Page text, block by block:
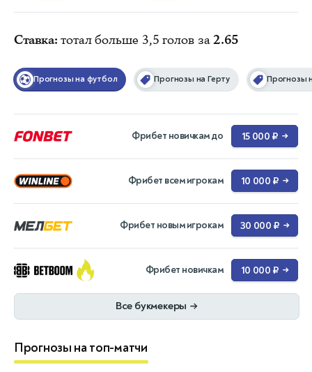
Ставка: тотал больше 3,5 голов за2.65
Прогнозы на футбол Прогнозы на Герту Прогнозы
Фрибет новичкам до 15 000 ₽ →
Фрибет всем игрокам 10 000 ₽ →
Фрибет новым игрокам 30 000 ₽ →
Фрибет новичкам 10 000 ₽ →
Все букмекеры →
Прогнозы на топ-матчи